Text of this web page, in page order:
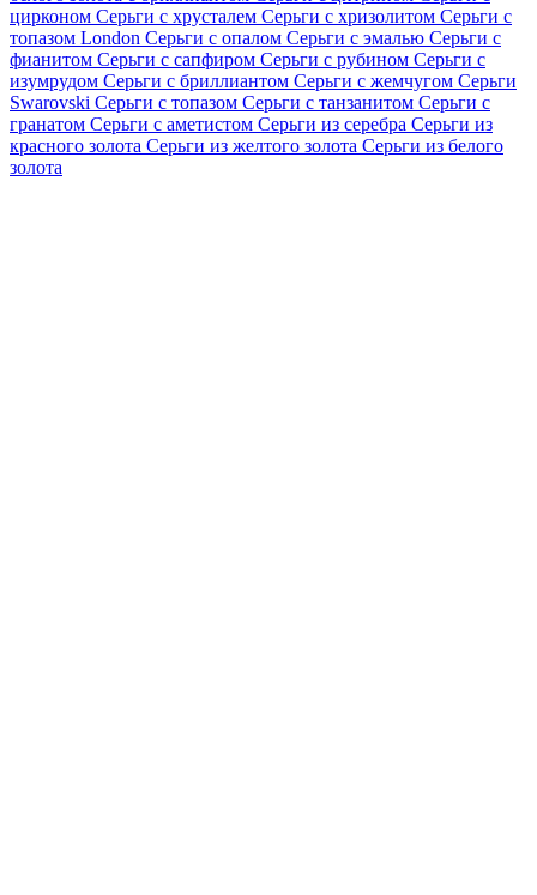
цирконом Серьги с хрусталем Серьги с хризолитом Серьги с
топазом London Серьги с опалом Серьги с эмалью Серьги с
фианитом Серьги с сапфиром Серьги с рубином Серьги с
изумрудом Серьги с бриллиантом Серьги с жемчугом Серьги
Swarovski Серьги с топазом Серьги с танзанитом Серьги с
гранатом Серьги с аметистом Серьги из серебра Серьги из
красного золота Серьги из желтого золота Серьги из белого
золота